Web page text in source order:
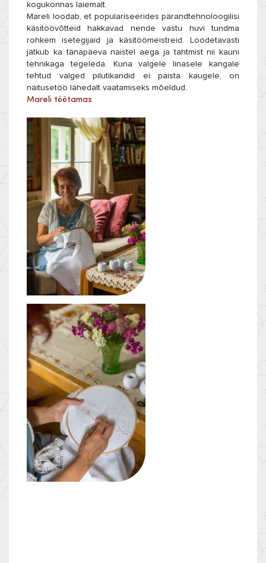
kogukonnas laiemalt.
Mareli loodab, et populariseerides pärandtehnoloogilisi
käsitöövõtteid hakkavad nende vastu huvi tundma
rohkem isetegijaid ja käsitöömeistreid. Loodetavasti
jätkub ka tänapäeva naistel aega ja tahtmist nii kauni
tehnikaga tegeleda. Kuna valgele linasele kangale
tehtud valged pilutikandid ei paista kaugele, on
näitusetöö lähedalt vaatamiseks mõeldud.
Mareli töötamas